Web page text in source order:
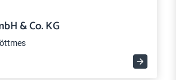
& Co. KG